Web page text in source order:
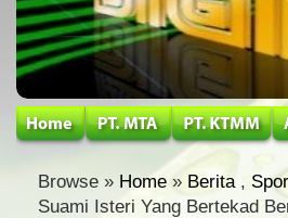
Browse » Home » Berita ,
Suami Isteri Yang Bertekad